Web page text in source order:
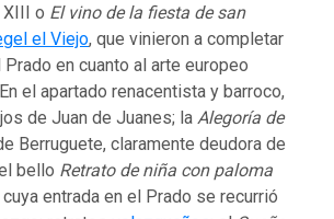
o El vino de la fiesta de san
el Viejo, que vinieron a completar
en cuanto al arte europeo
el apartado renacentista y barroco,
de Juan de Juanes; la Alegoría de
Berruguete, claramente deudora de
bello Retrato de niña con paloma
entrada en el Prado se recurrió